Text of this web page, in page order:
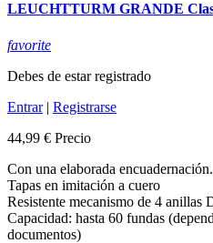
LEUCHTTURM GRANDE
favorite
Debes de estar registrado
Entrar| Registrarse
44,99 € Precio
Con una elaborada encuadernación.
Tapas en imitación a cuero
Resistente mecanismo de 4 anillas
Capacidad: hasta 60 fundas
documentos)